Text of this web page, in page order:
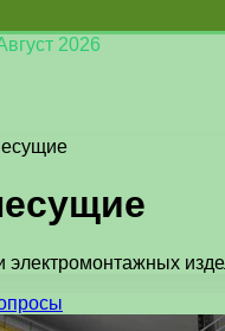
2026
электромонтажных